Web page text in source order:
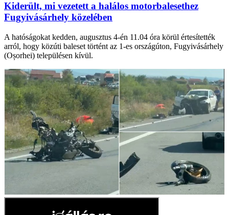
Kiderült, mi vezetett a halálos motorbalesethez
Fugyivásárhely közelében
A hatóságokat kedden, augusztus 4-én 11.04 óra körül értesítették
arról, hogy közúti baleset történt az 1-es országúton, Fugyivásárhely
(Oșorhei) településen kívül.